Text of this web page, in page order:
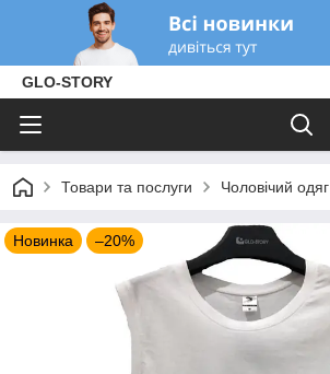
GLO-STORY
Товари та послуги Чоловічий одяг
Новинка –20%